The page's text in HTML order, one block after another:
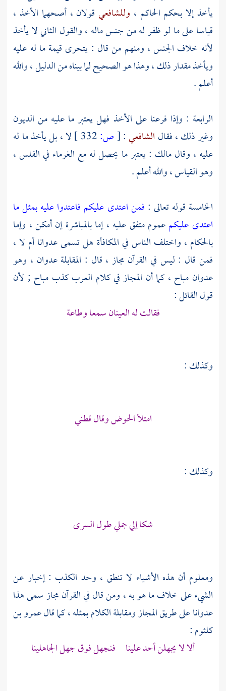
يأخذ إلا بحكم الحاكم ، وللشافعي قولان ، أصحهما الأخذ ،
قياسا على ما لو ظفر له من جنس ماله ، والقول الثاني لا يأخذ
لأنه خلاف الجنس ، ومنهم من قال : يتحرى قيمة ما له عليه
ويأخذ مقدار ذلك ، وهذا هو الصحيح لما بيناه من الدليل ، والله
أعلم .
الرابعة : وإذا فرعنا على الأخذ فهل يعتبر ما عليه من الديون
وغير ذلك ، فقال الشافعي:
[ص:
لا ، بل يأخذ ما له
عليه ، وقالمالك : يعتبر ما يحصل له مع الغرماء في الفلس ،
وهو القياس ، والله أعلم .
الخامسة قوله تعالى : فمن اعتدى عليكم فاعتدوا عليه بمثل ما
اعتدى عليكمعموم متفق عليه ، إما بالمباشرة إن أمكن ، وإما
بالحكام ، واختلف الناس في المكافأة هل تسمى عدوانا أم لا ،
فمن قال : ليس في القرآن مجاز ، قال : المقابلة عدوان ، وهو
عدوان مباح ، كما أن المجاز في كلام العرب كذب مباح ; لأن
قول القائل :
فقالت له العينان سمعا وطاعة
وكذلك :
امتلأ الحوض وقال قطني
وكذلك :
شكا إلي جملي طول السرى
ومعلوم أن هذه الأشياء لا تنطق ، وحد الكذب : إخبار عن
الشيء على خلاف ما هو به ، ومن قال في القرآن مجاز سمى هذا
عدوانا على طريق المجاز ومقابلة الكلام بمثله ، كما قالعمرو بن
كلثوم:
ألا لا يجهلن أحد علينا فنجهل فوق جهل الجاهلينا